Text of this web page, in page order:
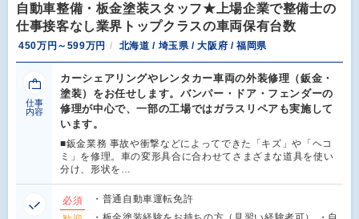
自動車整備・板金塗装スタッフ★上場企業で整備士の
仕事接客なし業界トップクラスの車両保有台数
450万円～599万円 北海道 / 埼玉県 / 大阪府 / 福岡県
仕事
内容
カーシェアリングやレンタカー車両の外装修理（鈑金・
塗装）をお任せします。バンパー・ドア・フェンダーの
修理が中心で、一部の工場ではガラスリペアも実施して
います。
■鈑金業務 事故や衝撃などによってできた「キズ」や「ヘコ
ミ」を修理。車の変形具合に合わせてさまざまな道具を使い
分け、形状を…
必須
・普通自動車運転免許